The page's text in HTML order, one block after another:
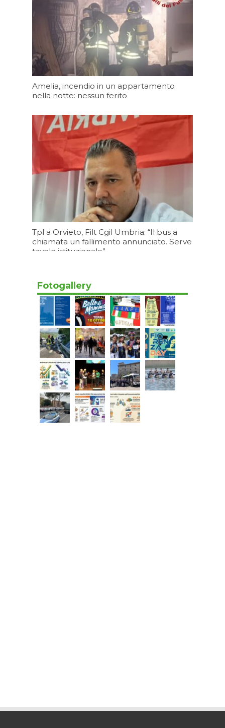
Amelia, incendio in un appartamento
nella notte: nessun ferito
Tpl a Orvieto, Filt Cgil Umbria: “Il bus a
chiamata un fallimento annunciato. Serve
tavolo istituzionale”
Fotogallery